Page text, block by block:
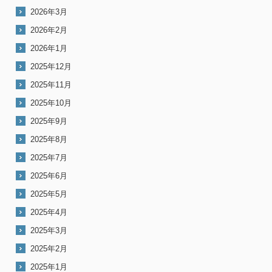
2026年3月
2026年2月
2026年1月
2025年12月
2025年11月
2025年10月
2025年9月
2025年8月
2025年7月
2025年6月
2025年5月
2025年4月
2025年3月
2025年2月
2025年1月